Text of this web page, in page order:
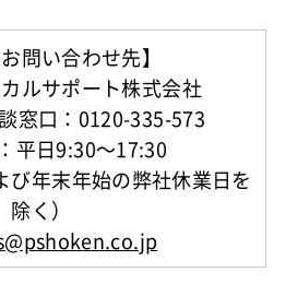
問い合わせ先】
ルサポート株式会社
窓口：0120-335-573
平日9:30～17:30
び年末年始の弊社休業日を
除く）